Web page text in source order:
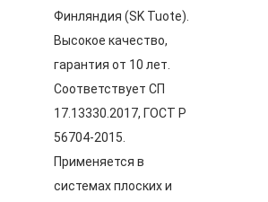
Финляндия (SK Tuote).
Высокое качество,
гарантия от 10 лет.
Соответствует СП
17.13330.2017, ГОСТ Р
56704-2015.
Применяется в
системах плоских и